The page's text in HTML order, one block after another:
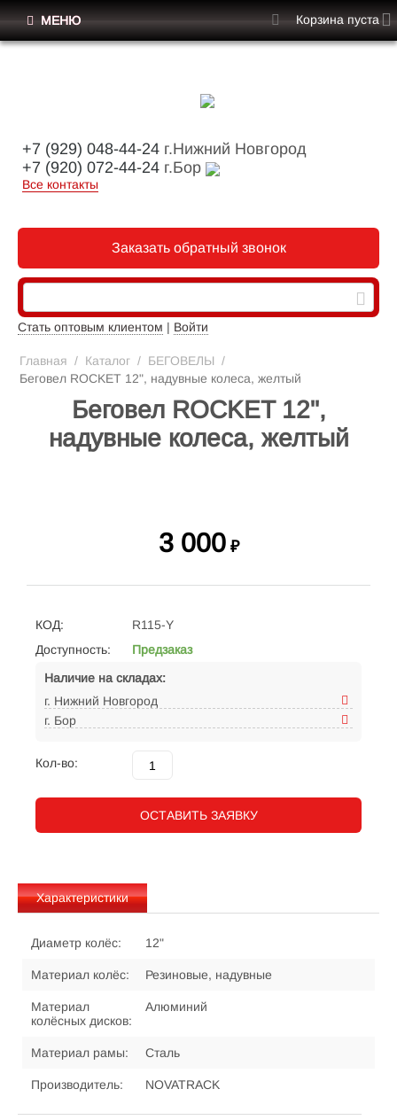
+7 (929) 048-44-24 г.Нижний Новгород
+7 (920) 072-44-24 г.Бор
Все контакты
Заказать обратный звонок
Стать оптовым клиентом | Войти
МЕНЮ Корзина пуста
Главная / Каталог / БЕГОВЕЛЫ /
Беговел ROCKET 12", надувные колеса, желтый
Беговел ROCKET 12",
надувные колеса, желтый
3 000 ₽
КОД:
R115-Y
Доступность:
Предзаказ
Наличие на складах:
г. Нижний Новгород
г. Бор
Кол-во:
ОСТАВИТЬ ЗАЯВКУ
Характеристики
Диаметр колёс: 12"
Материал колёс: Резиновые, надувные
Материал
колёсных дисков:
Алюминий
Материал рамы: Сталь
Производитель: NOVATRACK